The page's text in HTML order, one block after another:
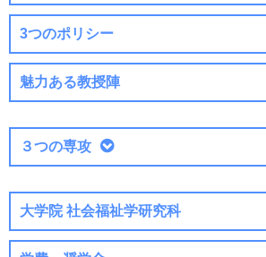
3つのポリシー
魅力ある教授陣
３つの専攻
大学院 社会福祉学研究科